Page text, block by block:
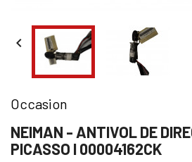

Occasion
NEIMAN - ANTIVOL DE
PICASSO I 00004162CK